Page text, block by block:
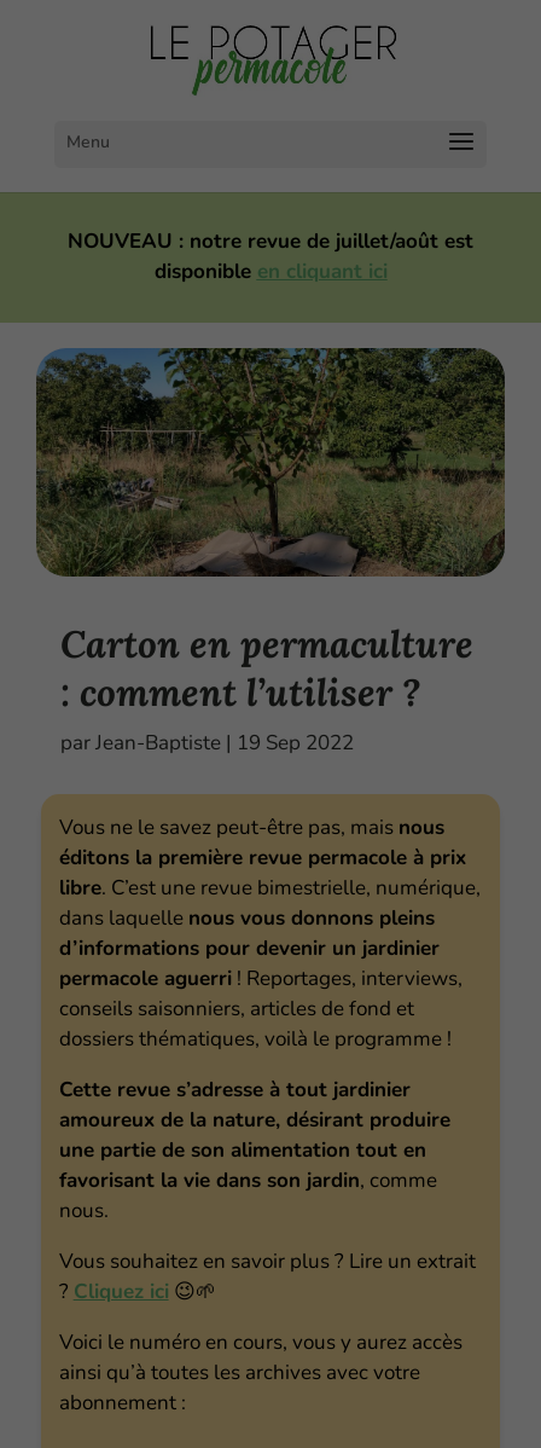
NOUVEAU : notre revue de juillet/août est
disponible en cliquant ici
Carton en permaculture
: comment l’utiliser ?
parJean-Baptiste | 19 Sep 2022
Vous ne le savez peut-être pas, mais nous
éditons la première revue permacole à prix
libre. C’est une revue bimestrielle, numérique,
dans laquelle nous vous donnons pleins
d’informations pour devenir un jardinier
permacole aguerri! Reportages, interviews,
conseils saisonniers, articles de fond et
dossiers thématiques, voilà le programme !
Cette revue s’adresse à tout jardinier
amoureux de la nature, désirant produire
une partie de son alimentation tout en
favorisant la vie dans son jardin, comme
nous.
Vous souhaitez en savoir plus ? Lire un extrait
? Cliquez ici 😉🌱
Voici le numéro en cours, vous y aurez accès
ainsi qu’à toutes les archives avec votre
abonnement :